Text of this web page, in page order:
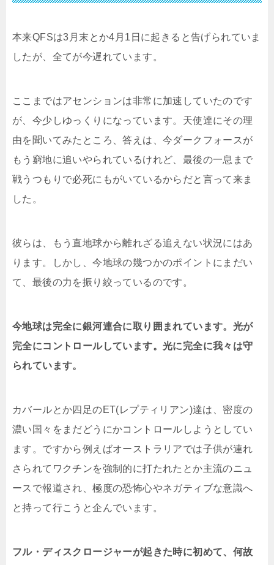
本来QFSは3月末とか4月1日に起きると告げられていま
したが、全てが今遅れています。
ここまではアセンションは非常に加速していたのです
が、今少しゆっくりになっています。天使達にその理
由を聞いてみたところ、答えは、今ダークフォースが
もう窮地に追いやられているけれど、最後の一息まで
戦うつもりで必死にもがいているからだと言って来ま
した。
彼らは、もう直地球から離れざる追えない状況にはあ
ります。しかし、今地球の幾つかのポイントにまだい
て、最後の力を振り絞っているのです。
今地球は完全に銀河連合に取り囲まれています。光が
完全にコントロールしています。光に完全に我々は守
られています。
カバールとか四足のET(レプティリアン)達は、密度の
濃い国々をまだどうにかコントロールしようとしてい
ます。ですから例えばオーストラリアでは子供が連れ
さられてワクチンを強制的に打たれたとか主流のニュ
ースで報道され、極度の恐怖心やネガティブな意識へ
と持って行こうと企んでいます。
フル・ディスクロージャーが起きた時に初めて、何故